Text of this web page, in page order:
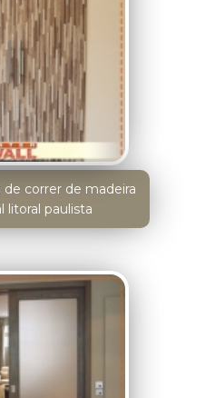
correr de madeira
litoral paulista